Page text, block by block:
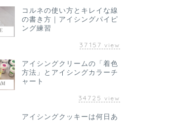
コルネの使い方とキレイな線
の書き方｜アイシングパイピ
ング練習
37157 view
アイシングクリームの「着色
方法」とアイシングカラーチ
ャート
34725 view
アイシングクッキーは何日あ